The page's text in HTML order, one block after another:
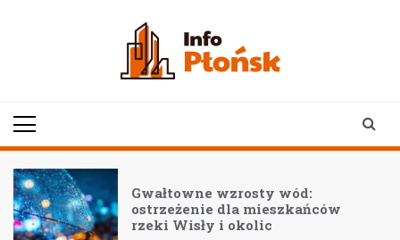
Gwałtowne wzrosty wód:
ostrzeżenie dla mieszkańców
rzeki Wisły i okolic